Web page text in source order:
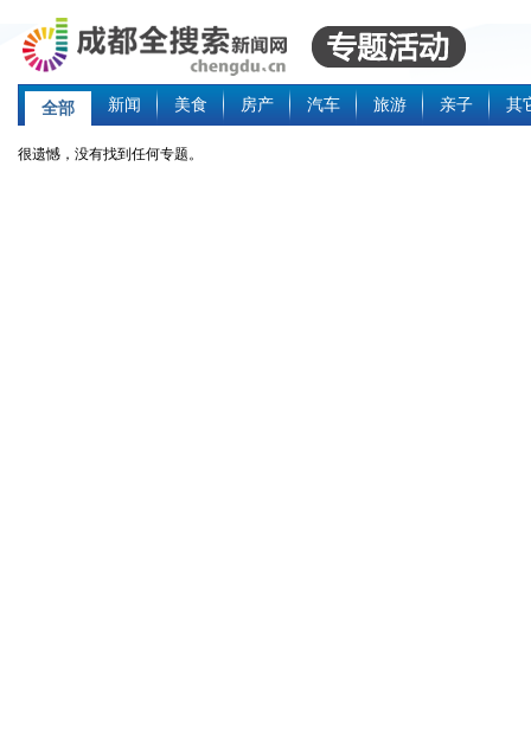
全部 新闻 美食 房产 汽车 旅游 亲子 其
很遗憾，没有找到任何专题。